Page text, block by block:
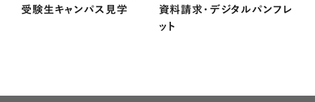
受験生キャンパス見学
資料請求・デジタルパンフレ
ット